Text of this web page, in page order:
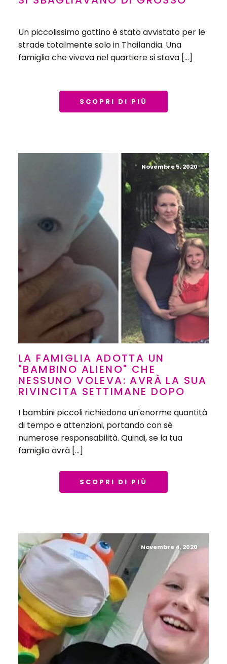
Un piccolissimo gattino è stato avvistato per le
strade totalmente solo in Thailandia. Una
famiglia che viveva nel quartiere si stava […]
SCOPRI DI PIÙ
Novembre 5, 2020
LA FAMIGLIA ADOTTA UN
"BAMBINO ALIENO" CHE
NESSUNO VOLEVA: AVRÀ LA SUA
RIVINCITA SETTIMANE DOPO
I bambini piccoli richiedono un'enorme quantità
di tempo e attenzioni, portando con sé
numerose responsabilità. Quindi, se la tua
famiglia avrà […]
SCOPRI DI PIÙ
Novembre 4, 2020